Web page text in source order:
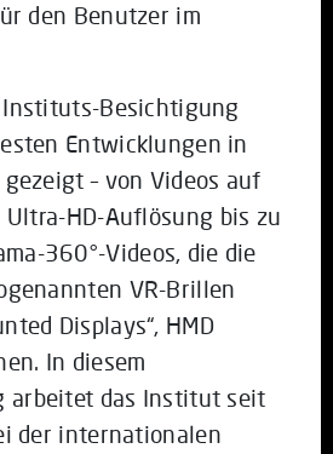
den Benutzer im
Instituts-Besichtigung
Entwicklungen in
– von Videos auf
HD-Auflösung bis zu
360°-Videos, die die
VR-Brillen
Displays“, HMD
In diesem
arbeitet das Institut seit
der internationalen